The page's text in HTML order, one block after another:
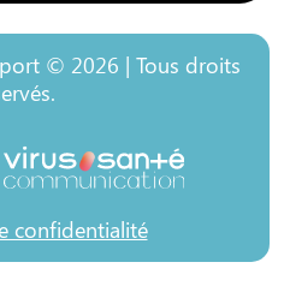
© 2026 | Tous droits
confidentialité